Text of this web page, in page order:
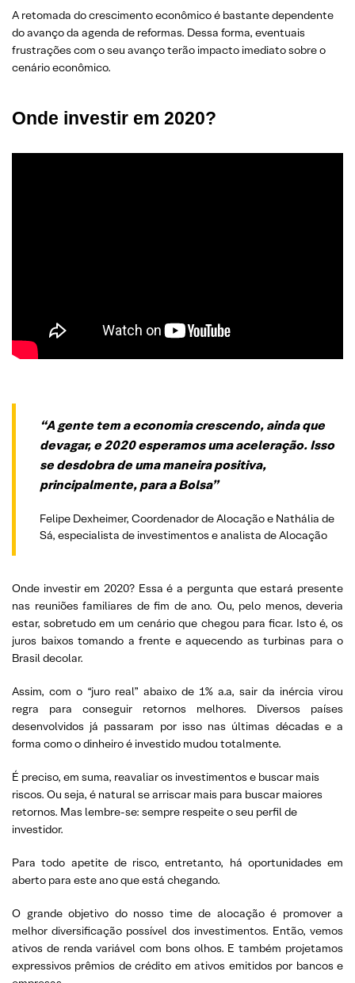
A retomada do crescimento econômico é bastante dependente
do avanço da agenda de reformas. Dessa forma, eventuais
frustrações com o seu avanço terão impacto imediato sobre o
cenário econômico.
Onde investir em 2020?
“A gente tem a economia crescendo, ainda que
devagar, e 2020 esperamos uma aceleração. Isso
se desdobra de uma maneira positiva,
principalmente, para a Bolsa”
Felipe Dexheimer, Coordenador de Alocação e Nathália de
Sá, especialista de investimentos e analista de Alocação
Onde investir em 2020? Essa é a pergunta que estará presente
nas reuniões familiares de fim de ano. Ou, pelo menos, deveria
estar, sobretudo em um cenário que chegou para ficar. Isto é, os
juros baixos tomando a frente e aquecendo as turbinas para o
Brasil decolar.
Assim, com o “juro real” abaixo de 1% a.a, sair da inércia virou
regra para conseguir retornos melhores. Diversos países
desenvolvidos já passaram por isso nas últimas décadas e a
forma como o dinheiro é investido mudou totalmente.
É preciso, em suma, reavaliar os investimentos e buscar mais
riscos. Ou seja, é natural se arriscar mais para buscar maiores
retornos. Mas lembre-se: sempre respeite o seu perfil de
investidor.
Para todo apetite de risco, entretanto, há oportunidades em
aberto para este ano que está chegando.
O grande objetivo do nosso time de alocação é promover a
melhor diversificação possível dos investimentos. Então, vemos
ativos de renda variável com bons olhos. E também projetamos
expressivos prêmios de crédito em ativos emitidos por bancos e